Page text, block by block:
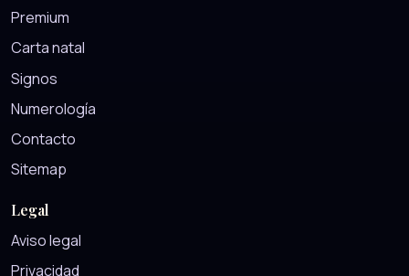
Premium
Carta natal
Signos
Numerología
Contacto
Sitemap
Legal
Aviso legal
Privacidad